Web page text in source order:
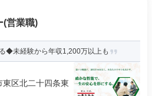
(営業職)
◆未経験から年収1,200万以上も
区北二十四条東